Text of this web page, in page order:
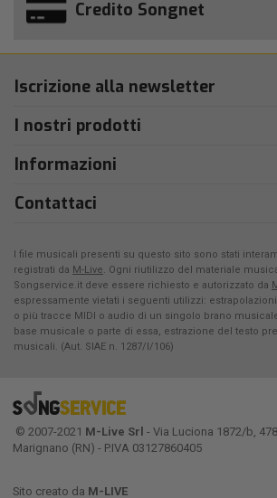
Credito Songnet
Iscrizione alla newsletter
I nostri prodotti
Informazioni
Contattaci
I file musicali presenti su questo sito sono stati
registrati da M-Live. Ogni riutilizzo del materiale
Songservice.it deve essere richiesto e autorizzato da
espressamente vietati i seguenti utilizzi:
o più tracce MIDI o audio di un singolo brano
base musicale o parte di essa, estrazione del testo
musicali. (Aut. SIAE n. 1287/I/106)
© 2007-2021 M-Live Srl - Via Luciona 1872/b,
Marignano (RN) - P.IVA 03127860405
Sito creato da M-LIVE